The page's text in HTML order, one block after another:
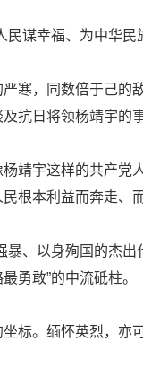
民谋幸福、为中华民
寒，同数倍于己的
日将领杨靖宇的事
杨靖宇这样的共产
根本利益而奔走、
暴、以身殉国的杰
勇敢”的中流砥柱。
标。缅怀英烈，亦